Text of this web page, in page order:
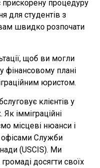
прискорену процедуру
для студентів з
швидко розпочати
щоб ви могли
фінансовому плані
юристом.
клієнтів у
імміграційні
місцеві нюанси і
офісами Служби
(USCIS). Ми
досягти своїх